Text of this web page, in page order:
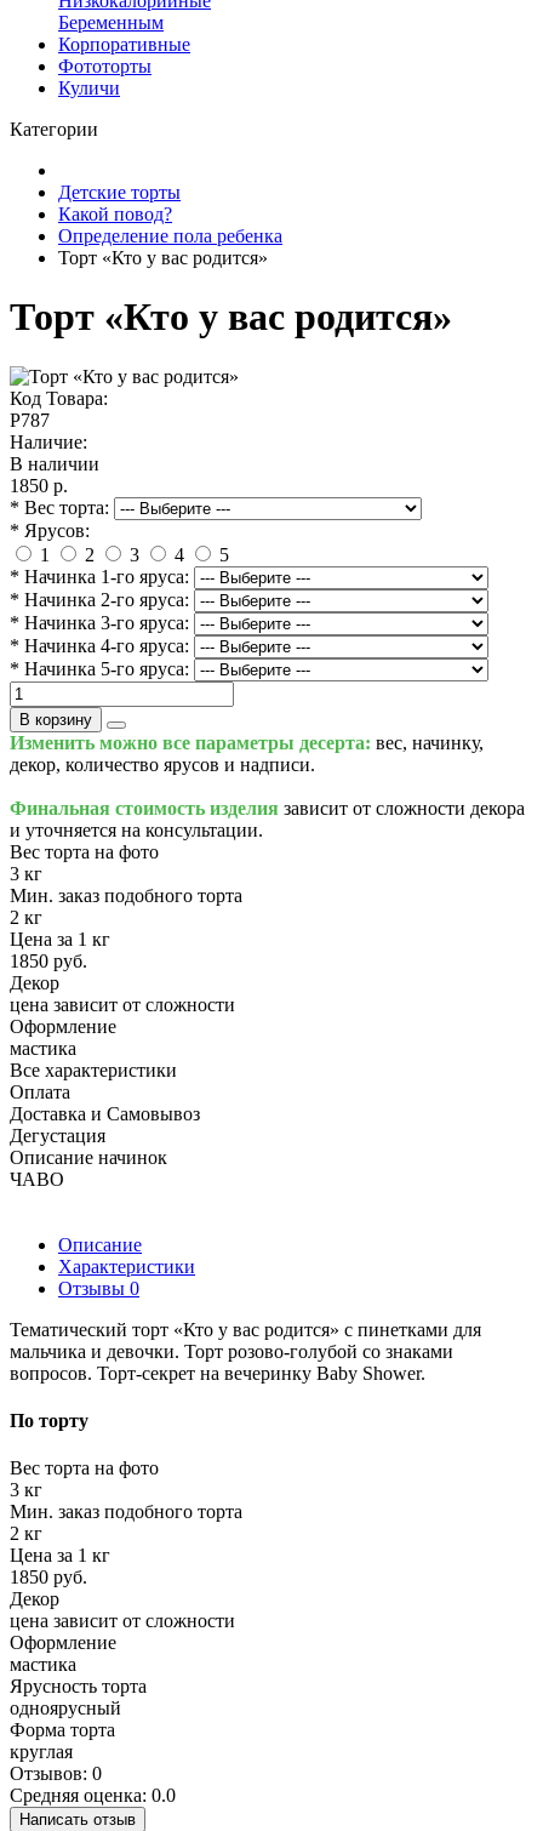
Беременным
Корпоративные
Фототорты
Куличи
Категории
Детские торты
Какой повод?
Определение пола ребенка
Торт «Кто у вас родится»
Торт «Кто у вас родится»
Код Товара:
P787
Наличие:
В наличии
1850 р.
* Вес торта:
* Ярусов:
1
2 3 4
5
* Начинка 1-го яруса:
* Начинка 2-го яруса:
* Начинка 3-го яруса:
* Начинка 4-го яруса:
* Начинка 5-го яруса:
В корзину
Изменить можно все параметры десерта: вес, начинку,
декор, количество ярусов и надписи.
Финальная стоимость изделия зависит от сложности декора
и уточняется на консультации.
Вес торта на фото
3 кг
Мин. заказ подобного торта
2 кг
Цена за 1 кг
1850 руб.
Декор
цена зависит от сложности
Оформление
мастика
Все характеристики
Оплата
Доставка и Самовывоз
Дегустация
Описание начинок
ЧАВО
Описание
Характеристики
Отзывы 0
Тематический торт «Кто у вас родится» с пинетками для
мальчика и девочки. Торт розово-голубой со знаками
вопросов. Торт-секрет на вечеринку Baby Shower.
По торту
Вес торта на фото
3 кг
Мин. заказ подобного торта
2 кг
Цена за 1 кг
1850 руб.
Декор
цена зависит от сложности
Оформление
мастика
Ярусность торта
одноярусный
Форма торта
круглая
Отзывов: 0
Средняя оценка: 0.0
Написать отзыв